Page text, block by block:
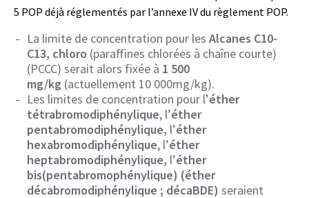
5 POP déjà réglementés par l’annexe IV du règlement POP.
La limite de concentration pour les Alcanes C10-
C13, chloro (paraffines chlorées à chaîne courte)
(PCCC) serait alors fixée à 1 500
mg/kg (actuellement 10 000mg/kg).
Les limites de concentration pour l’éther
tétrabromodiphénylique, l’éther
pentabromodiphénylique, l’éther
hexabromodiphénylique, l’éther
heptabromodiphénylique, l’éther
bis(pentabromophénylique) (éther
décabromodiphénylique ; décaBDE) seraient